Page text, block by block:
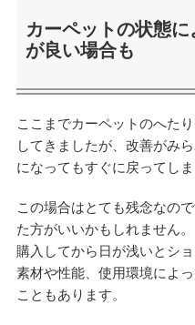
カーペットの状態
が良い場合も
ここまでカーペットのへた
してきましたが、改善がみ
になってもすぐに戻ってし
この場合はとても残念なので
た方がいいかもしれません。
購入してから日が浅いとシ
素材や性能、使用環境によ
こともあります。